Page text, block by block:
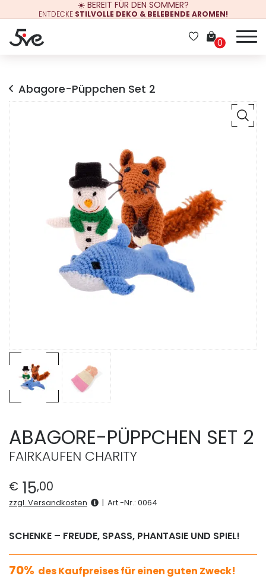
☀️ BEREIT FÜR DEN SOMMER?
ENTDECKE STILVOLLE DEKO & BELEBENDE AROMEN!
0
Abagore-Püppchen Set 2
ABAGORE-PÜPPCHEN SET 2
FAIRKAUFEN CHARITY
€ 15,00
zzgl. Versandkosten | Art.-Nr.: 0064
SCHENKE – FREUDE, SPASS, PHANTASIE UND SPIEL!
70% des Kaufpreises für einen guten Zweck!